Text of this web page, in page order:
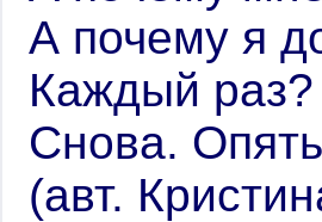
А почему я
Каждый
Снова.
(авт.